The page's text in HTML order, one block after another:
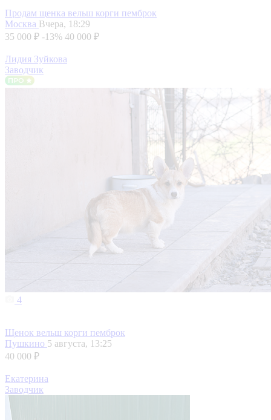
Продам щенка вельш корги пемброк
Москва Вчера, 18:29
35 000 ₽ -13% 40 000 ₽
Лидия Зуйкова
Заводчик
4
Щенок вельш корги пемброк
Пушкино 5 августа, 13:25
40 000 ₽
Екатерина
Заводчик